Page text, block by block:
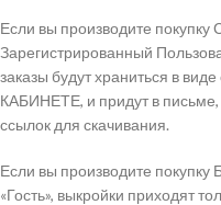
Если вы производите
Зарегистрированный
заказы будут храниться в
КАБИНЕТЕ, и придут в
ссылок для скачивания.
Если вы производите
«Гость», выкройки приходят